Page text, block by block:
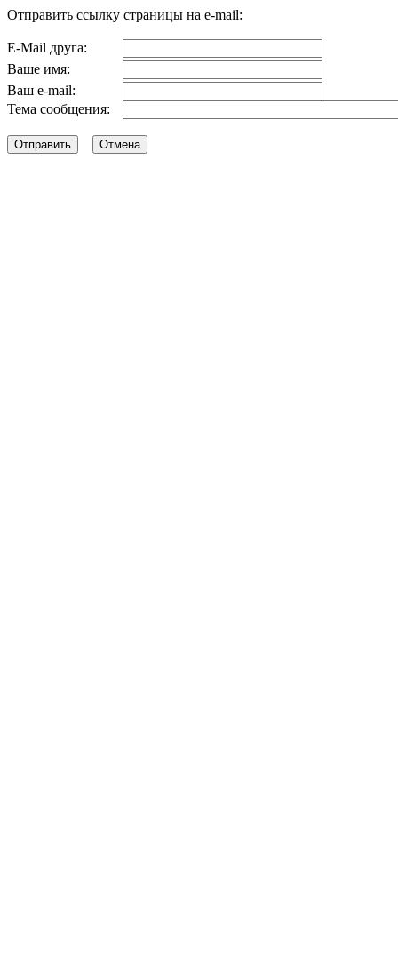
Отправить ссылку страницы на e-mail:
E-Mail друга:
Ваше имя:
Ваш e-mail:
Тема сообщения: